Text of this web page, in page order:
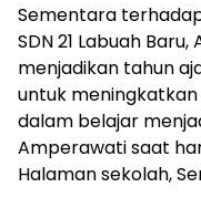
Sementara
SDN 21 Labuah
menjadikan tahun
untuk
dalam belajar
Amperawati saat
Halaman sekolah,